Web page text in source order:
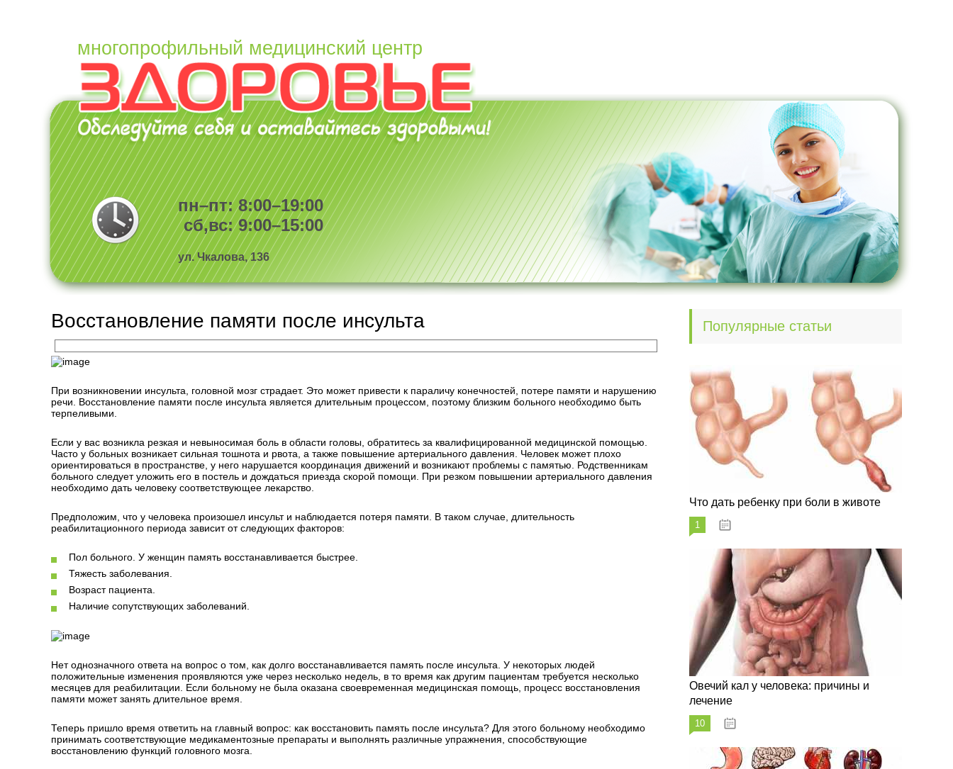
многопрофильный медицинский центр
пн–пт: 8:00–19:00
сб,вс: 9:00–15:00
ул. Чкалова, 136
Восстановление памяти после инсульта
При возникновении инсульта, головной мозг страдает. Это может привести к параличу конечностей, потере памяти и нарушению
речи. Восстановление памяти после инсульта является длительным процессом, поэтому близким больного необходимо быть
терпеливыми.
Если у вас возникла резкая и невыносимая боль в области головы, обратитесь за квалифицированной медицинской помощью.
Часто у больных возникает сильная тошнота и рвота, а также повышение артериального давления. Человек может плохо
ориентироваться в пространстве, у него нарушается координация движений и возникают проблемы с памятью. Родственникам
больного следует уложить его в постель и дождаться приезда скорой помощи. При резком повышении артериального давления
необходимо дать человеку соответствующее лекарство.
Предположим, что у человека произошел инсульт и наблюдается потеря памяти. В таком случае, длительность
реабилитационного периода зависит от следующих факторов:
Пол больного. У женщин память восстанавливается быстрее.
Тяжесть заболевания.
Возраст пациента.
Наличие сопутствующих заболеваний.
Нет однозначного ответа на вопрос о том, как долго восстанавливается память после инсульта. У некоторых людей
положительные изменения проявляются уже через несколько недель, в то время как другим пациентам требуется несколько
месяцев для реабилитации. Если больному не была оказана своевременная медицинская помощь, процесс восстановления
памяти может занять длительное время.
Теперь пришло время ответить на главный вопрос: как восстановить память после инсульта? Для этого больному необходимо
принимать соответствующие медикаментозные препараты и выполнять различные упражнения, способствующие
восстановлению функций головного мозга.
Популярные статьи
Что дать ребенку при боли в животе
1
Овечий кал у человека: причины и
лечение
10